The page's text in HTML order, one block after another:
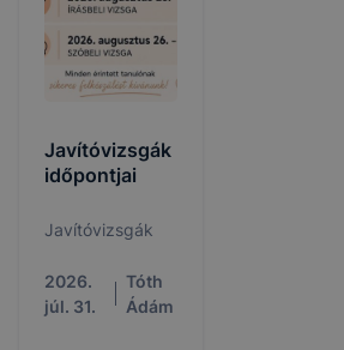
Javítóvizsgák
időpontjai
Javítóvizsgák
2026.
júl. 31.
Tóth
Ádám